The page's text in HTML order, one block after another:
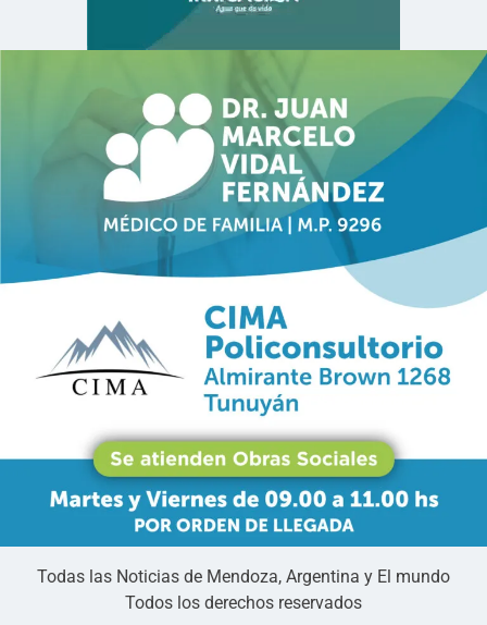
Todas las Noticias de Mendoza, Argentina y El mundo
Todos los derechos reservados